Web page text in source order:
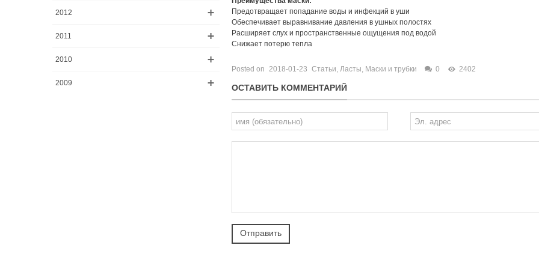
2012
2011
2010
2009
Предотвращает попадание воды и инфекций в уши
Обеспечивает выравнивание давления в ушных полостях
Расширяет слух и пространственные ощущения под водой
Снижает потерю тепла
Posted on 2018-01-23 Статьи, Ласты, Маски и трубки 0 2402
ОСТАВИТЬ КОММЕНТАРИЙ